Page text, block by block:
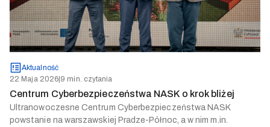
Aktualność
22 Maja 2026|9 min. czytania
Centrum Cyberbezpieczeństwa NASK o krok bliżej
Ultranowoczesne Centrum Cyberbezpieczeństwa NASK
powstanie na warszawskiej Pradze-Północ, a w nim m.in.